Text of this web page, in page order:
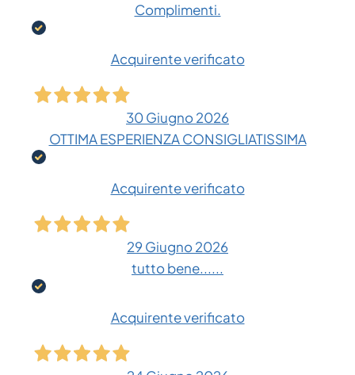
Complimenti.
Acquirente verificato
30 Giugno 2026
OTTIMA ESPERIENZA CONSIGLIATISSIMA
Acquirente verificato
29 Giugno 2026
tutto bene......
Acquirente verificato